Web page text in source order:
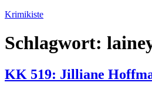
Zum
springen
Krimikiste
Schlagwort:
KK 519: Jilliane